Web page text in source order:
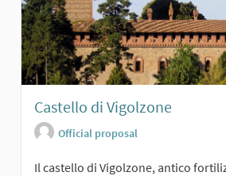
Castello di Vigolzone
Official proposal
Il castello di Vigolzone, antico